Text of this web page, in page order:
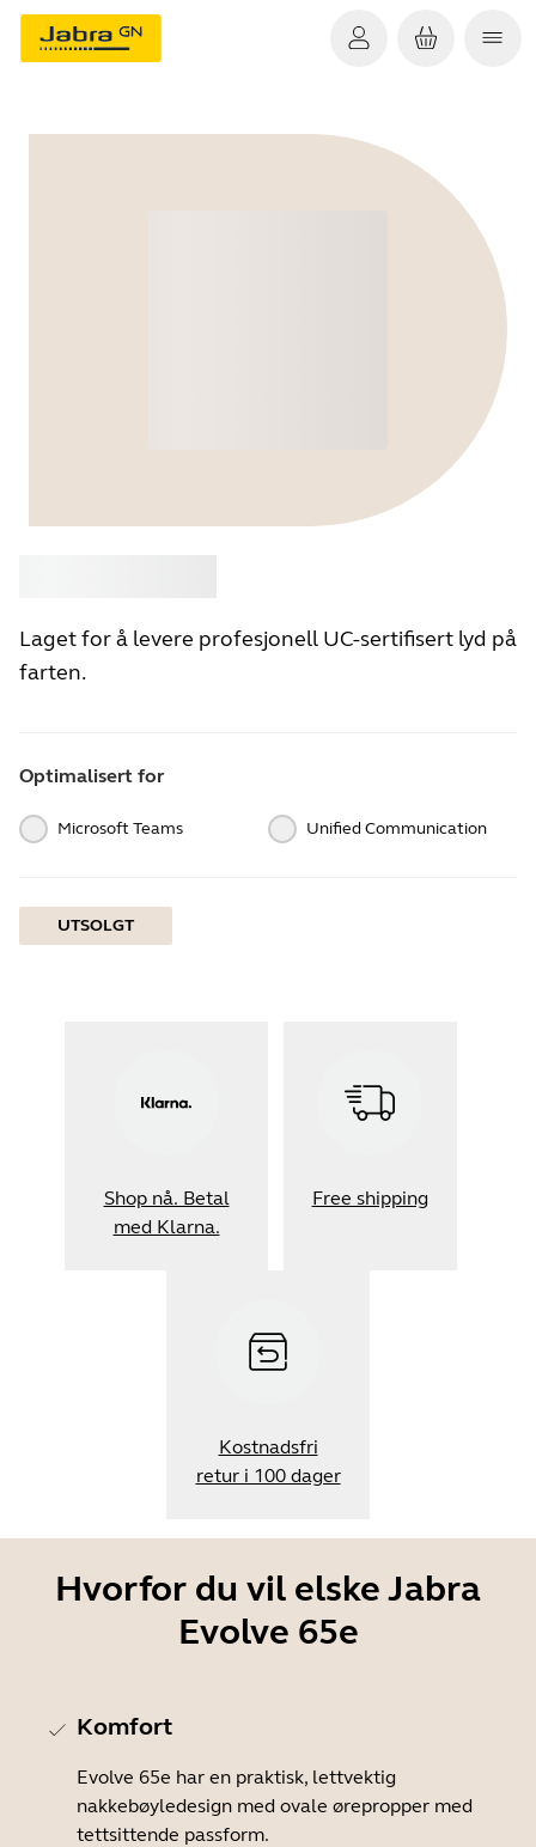
Laget for å levere profesjonell UC-sertifisert lyd på
farten.
Optimalisert for
Microsoft Teams Unified Communication
UTSOLGT
Shop nå. Betal
med Klarna.
Free shipping
Kostnadsfri
retur i 100 dager
Hvorfor du vil elske Jabra
Evolve 65e
Komfort
Evolve 65e har en praktisk, lettvektig
nakkebøyledesign med ovale ørepropper med
tettsittende passform.